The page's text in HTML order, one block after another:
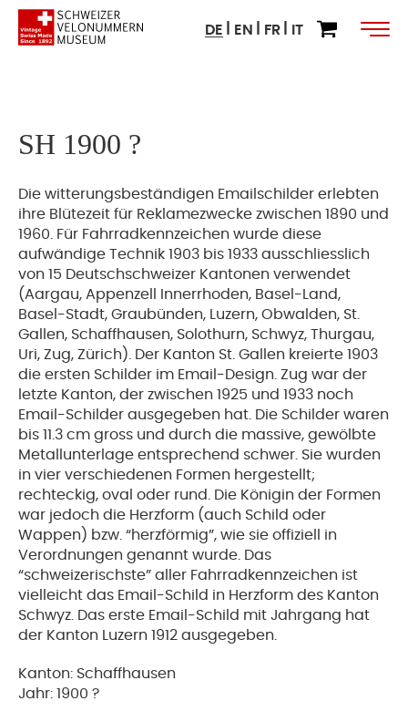
DE EN FR IT
SH 1900 ?
Die witterungsbeständigen Emailschilder erlebten
ihre Blütezeit für Reklamezwecke zwischen 1890 und
1960. Für Fahrradkennzeichen wurde diese
aufwändige Technik 1903 bis 1933 ausschliesslich
von 15 Deutschschweizer Kantonen verwendet
(Aargau, Appenzell Innerrhoden, Basel-Land,
Basel-Stadt, Graubünden, Luzern, Obwalden, St.
Gallen, Schaffhausen, Solothurn, Schwyz, Thurgau,
Uri, Zug, Zürich). Der Kanton St. Gallen kreierte 1903
die ersten Schilder im Email-Design. Zug war der
letzte Kanton, der zwischen 1925 und 1933 noch
Email-Schilder ausgegeben hat. Die Schilder waren
bis 11.3 cm gross und durch die massive, gewölbte
Metallunterlage entsprechend schwer. Sie wurden
in vier verschiedenen Formen hergestellt;
rechteckig, oval oder rund. Die Königin der Formen
war jedoch die Herzform (auch Schild oder
Wappen) bzw. “herzförmig”, wie sie offiziell in
Verordnungen genannt wurde. Das
“schweizerischste” aller Fahrradkennzeichen ist
vielleicht das Email-Schild in Herzform des Kanton
Schwyz. Das erste Email-Schild mit Jahrgang hat
der Kanton Luzern 1912 ausgegeben.
Kanton: Schaffhausen
Jahr: 1900 ?